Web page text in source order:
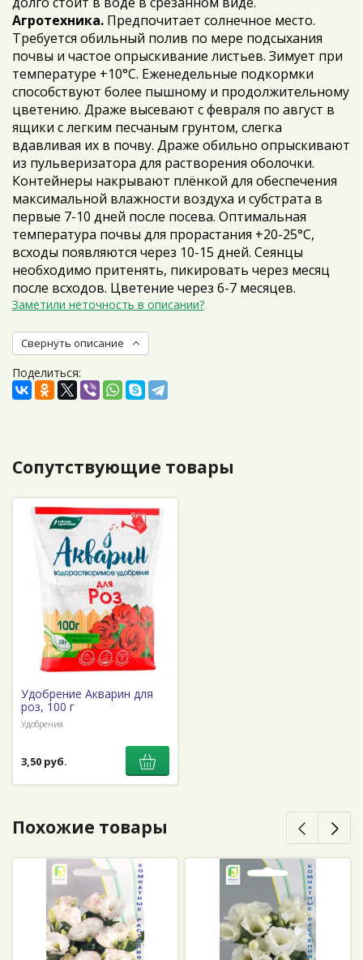
Агротехника. Предпочитает солнечное место.
Требуется обильный полив по мере подсыхания
почвы и частое опрыскивание листьев. Зимует при
температуре +10°С. Еженедельные подкормки
способствуют более пышному и продолжительному
цветению. Драже высевают с февраля по август в
ящики с легким песчаным грунтом, слегка
вдавливая их в почву. Драже обильно опрыскивают
из пульверизатора для растворения оболочки.
Контейнеры накрывают плёнкой для обеспечения
максимальной влажности воздуха и субстрата в
первые 7-10 дней после посева. Оптимальная
температура почвы для прорастания +20-25°С,
всходы появляются через 10-15 дней. Сеянцы
необходимо притенять, пикировать через месяц
после всходов. Цветение через 6-7 месяцев.
Заметили неточность в описании?
Свернуть описание
Поделиться:
Сопутствующие товары
Удобрение Акварин для
роз, 100 г
Удобрения
3,50 руб.
Похожие товары